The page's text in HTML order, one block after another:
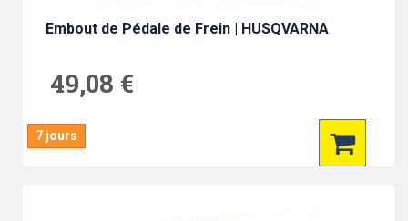
Embout de Pédale de Frein | HUSQVARNA
49,08 €
7 jours